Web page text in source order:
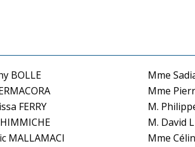
BOLLE
Mme
Mme
FERRY
M.
M. David
MALLAMACI
Mme